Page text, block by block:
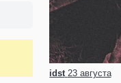
idst 23 августа